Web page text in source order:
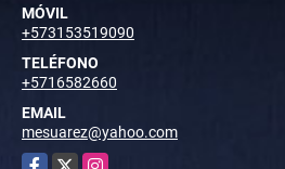
Bogotá D.C. - Cundinamarca - Colombia
MÓVIL
+573153519090
TELÉFONO
+5716582660
EMAIL
mesuarez@yahoo.com